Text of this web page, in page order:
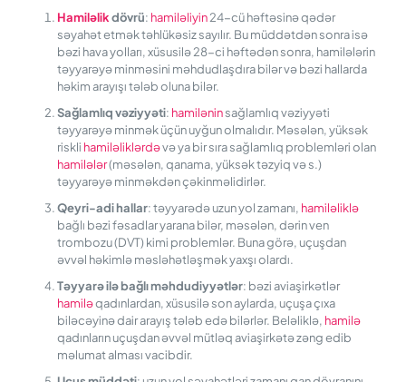
Hamiləlikdövrü: hamiləliyin24-cü həftəsinə qədər
səyahət etmək təhlükəsiz sayılır. Bu müddətdən sonra isə
bəzi hava yolları, xüsusilə 28-ci həftədən sonra, hamilələrin
təyyarəyə minməsini məhdudlaşdıra bilər və bəzi hallarda
həkim arayışı tələb oluna bilər.
Sağlamlıq vəziyyəti: hamiləninsağlamlıq vəziyyəti
təyyarəyə minmək üçün uyğun olmalıdır. Məsələn, yüksək
riskli hamiləliklərdəvə ya bir sıra sağlamlıq problemləri olan
hamilələr(məsələn, qanama, yüksək təzyiq və s.)
təyyarəyə minməkdən çəkinməlidirlər.
Qeyri-adi hallar: təyyarədə uzun yol zamanı, hamiləliklə
bağlı bəzi fəsadlar yarana bilər, məsələn, dərin ven
trombozu (DVT) kimi problemlər. Buna görə, uçuşdan
əvvəl həkimlə məsləhətləşmək yaxşı olardı.
Təyyarə ilə bağlı məhdudiyyətlər: bəzi aviaşirkətlər
hamiləqadınlardan, xüsusilə son aylarda, uçuşa çıxa
biləcəyinə dair arayış tələb edə bilərlər. Beləliklə, hamilə
qadınların uçuşdan əvvəl mütləq aviaşirkətə zəng edib
məlumat alması vacibdir.